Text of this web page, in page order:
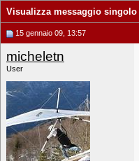
Visualizza messaggio singolo
15 gennaio 09, 13:57
micheletn
User